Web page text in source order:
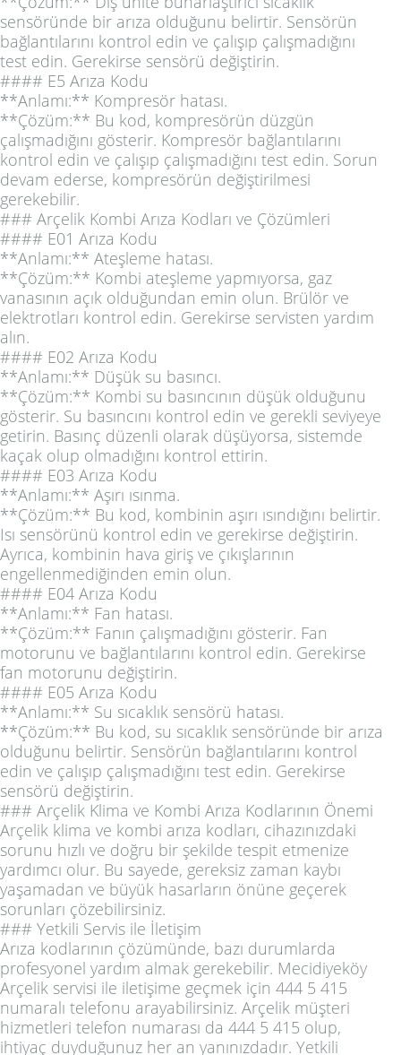
sensöründe bir arıza olduğunu belirtir. Sensörün
bağlantılarını kontrol edin ve çalışıp çalışmadığını
test edin. Gerekirse sensörü değiştirin.
#### E5 Arıza Kodu
**Anlamı:** Kompresör hatası.
**Çözüm:** Bu kod, kompresörün düzgün
çalışmadığını gösterir. Kompresör bağlantılarını
kontrol edin ve çalışıp çalışmadığını test edin. Sorun
devam ederse, kompresörün değiştirilmesi
gerekebilir.
### Arçelik Kombi Arıza Kodları ve Çözümleri
#### E01 Arıza Kodu
**Anlamı:** Ateşleme hatası.
**Çözüm:** Kombi ateşleme yapmıyorsa, gaz
vanasının açık olduğundan emin olun. Brülör ve
elektrotları kontrol edin. Gerekirse servisten yardım
alın.
#### E02 Arıza Kodu
**Anlamı:** Düşük su basıncı.
**Çözüm:** Kombi su basıncının düşük olduğunu
gösterir. Su basıncını kontrol edin ve gerekli seviyeye
getirin. Basınç düzenli olarak düşüyorsa, sistemde
kaçak olup olmadığını kontrol ettirin.
#### E03 Arıza Kodu
**Anlamı:** Aşırı ısınma.
**Çözüm:** Bu kod, kombinin aşırı ısındığını belirtir.
Isı sensörünü kontrol edin ve gerekirse değiştirin.
Ayrıca, kombinin hava giriş ve çıkışlarının
engellenmediğinden emin olun.
#### E04 Arıza Kodu
**Anlamı:** Fan hatası.
**Çözüm:** Fanın çalışmadığını gösterir. Fan
motorunu ve bağlantılarını kontrol edin. Gerekirse
fan motorunu değiştirin.
#### E05 Arıza Kodu
**Anlamı:** Su sıcaklık sensörü hatası.
**Çözüm:** Bu kod, su sıcaklık sensöründe bir arıza
olduğunu belirtir. Sensörün bağlantılarını kontrol
edin ve çalışıp çalışmadığını test edin. Gerekirse
sensörü değiştirin.
### Arçelik Klima ve Kombi Arıza Kodlarının Önemi
Arçelik klima ve kombi arıza kodları, cihazınızdaki
sorunu hızlı ve doğru bir şekilde tespit etmenize
yardımcı olur. Bu sayede, gereksiz zaman kaybı
yaşamadan ve büyük hasarların önüne geçerek
sorunları çözebilirsiniz.
### Yetkili Servis ile İletişim
Arıza kodlarının çözümünde, bazı durumlarda
profesyonel yardım almak gerekebilir. Mecidiyeköy
Arçelik servisi ile iletişime geçmek için 444 5 415
numaralı telefonu arayabilirsiniz. Arçelik müşteri
hizmetleri telefon numarası da 444 5 415 olup,
ihtiyaç duyduğunuz her an yanınızdadır. Yetkili